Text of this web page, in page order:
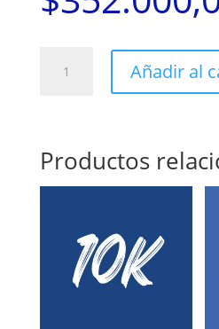
INSCRIPCION
Añadir al
Productos